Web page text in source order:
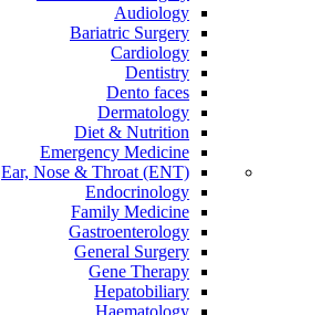
Audiology
Bariatric Surgery
Cardiology
Dentistry
Dento faces
Dermatology
Diet & Nutrition
Emergency Medicine
Ear, Nose & Throat (ENT)
Endocrinology
Family Medicine
Gastroenterology
General Surgery
Gene Therapy
Hepatobiliary
Haematology